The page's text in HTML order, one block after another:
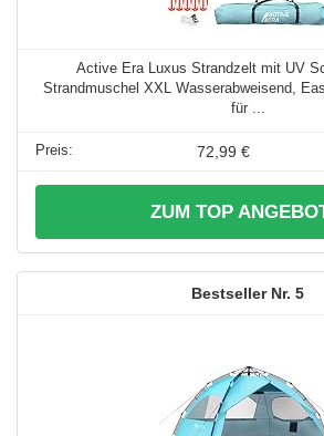
Active Era Luxus Strandzelt mit UV
Strandmuschel XXL Wasserabweisend,
für ...
72,99 €
ZUM TOP
5